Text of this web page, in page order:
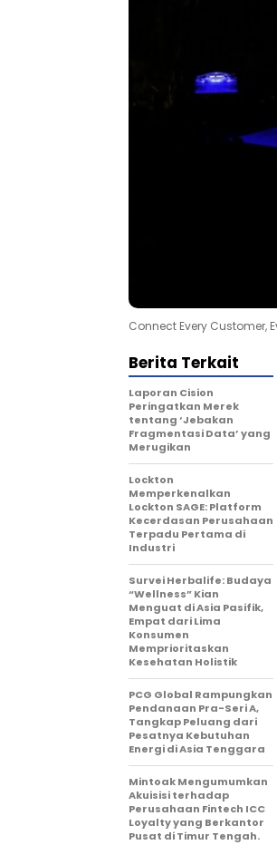
Connect Every Customer,
Berita Terkait
Laporan Cision
Peringatkan Merek
tentang ‘Jebakan
Fragmentasi Data’ yang
Merugikan
Lockton
Memperkenalkan
Lockton SAGE: Platform
Kecerdasan Perusahaan
Terpadu Pertama di
Industri
Survei Herbalife: Budaya
“Wellness” Kian
Menguat di Asia Pasifik,
Empat dari Lima
Konsumen
Memprioritaskan
Kesehatan Holistik
PCG Global Rampungkan
Pendanaan Pra-Seri A,
Tangkap Peluang dari
Pesatnya Kebutuhan
Energi di Asia Tenggara
Mintoak Mengumumkan
Akuisisi terhadap
Perusahaan Fintech ICC
Loyalty yang Berkantor
Pusat di Timur Tengah.